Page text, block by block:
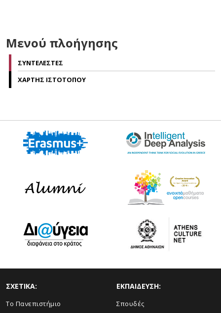
Μενού πλοήγησης
ΣΥΝΤΕΛΕΣΤΕΣ
ΧΑΡΤΗΣ ΙΣΤΟΤΟΠΟΥ
ΣΧΕΤΙΚΑ:
Το Πανεπιστήμιο
ΕΚΠΑΙΔΕΥΣΗ:
Σπουδές